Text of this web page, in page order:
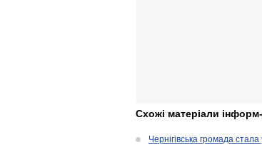
Схожі матеріали інформ-
Чернігівська громада